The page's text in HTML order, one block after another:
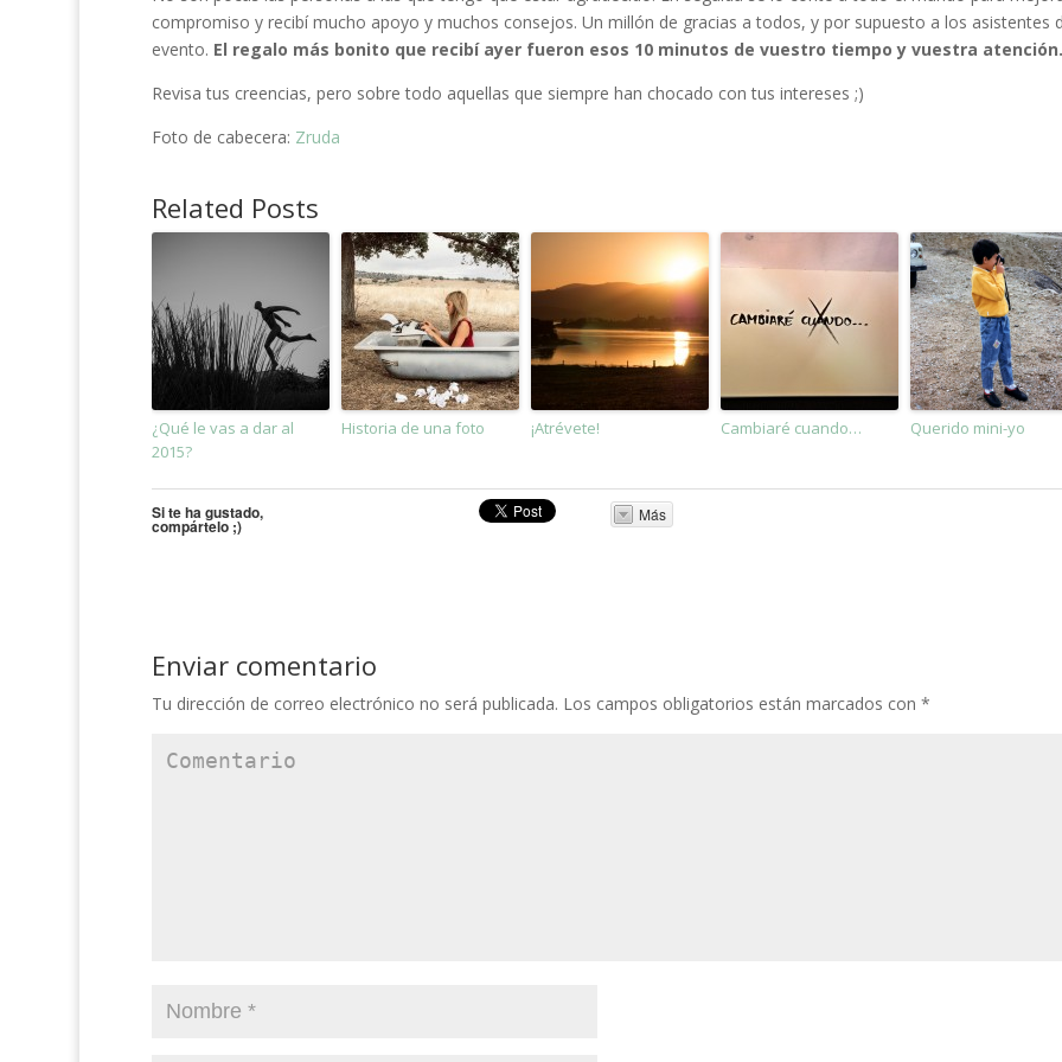
compromiso y recibí mucho apoyo y muchos consejos. Un millón de gracias a todos, y por supuesto a los asistentes
evento. El regalo más bonito que recibí ayer fueron esos 10 minutos de vuestro tiempo y vuestra
Revisa tus creencias, pero sobre todo aquellas que siempre han chocado con tus intereses ;)
Foto de cabecera: Zruda
Related Posts
¿Qué le vas a dar al
2015?
Historia de una foto ¡Atrévete! Cambiaré cuando… Querido mini-yo
Si te ha gustado,
compártelo ;)
Más
Enviar comentario
Tu dirección de correo electrónico no será publicada. Los campos obligatorios están marcados con *